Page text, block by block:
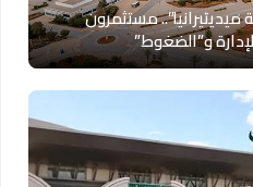
مستثمرون
و”الضغوط”